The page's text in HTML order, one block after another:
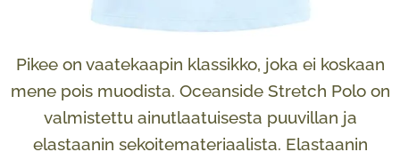
Pikee on vaatekaapin klassikko, joka ei koskaan
mene pois muodista. Oceanside Stretch Polo on
valmistettu ainutlaatuisesta puuvillan ja
elastaanin sekoitemateriaalista. Elastaanin